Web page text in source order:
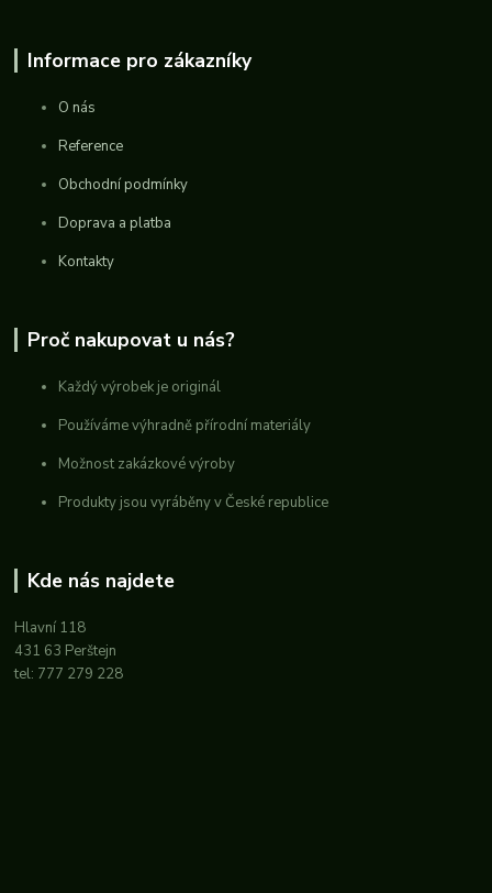
Informace pro zákazníky
O nás
Reference
Obchodní podmínky
Doprava a platba
Kontakty
Proč nakupovat u nás?
Každý výrobek je originál
Používáme výhradně přírodní materiály
Možnost zakázkové výroby
Produkty jsou vyráběny v České republice
Kde nás najdete
Hlavní 118
431 63 Perštejn
tel: 777 279 228